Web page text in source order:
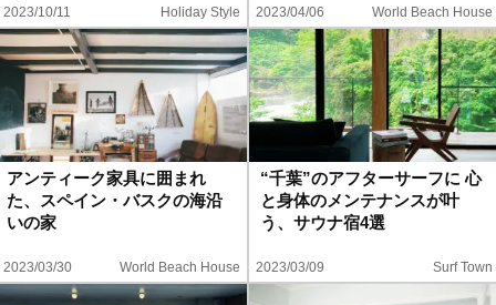
2023/10/11 Holiday Style 2023/04/06 World Beach House
アンティーク家具に囲まれ
た、スペイン・バスクの海沿
いの家
2023/03/30 World Beach House
“千葉”のアフターサーフに 心
と身体のメンテナンスが叶
う、サウナ宿4選
2023/03/09 Surf Town
ウェストジャパン
イベント・リリース
FOLLOW US ON